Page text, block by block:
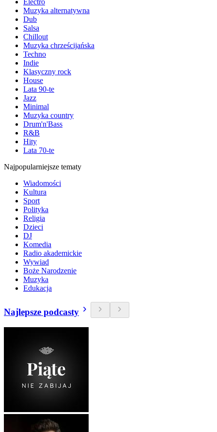
Electro
Muzyka alternatywna
Dub
Salsa
Chillout
Muzyka chrześcijańska
Techno
Indie
Klasyczny rock
House
Lata 90-te
Jazz
Minimal
Muzyka country
Drum'n'Bass
R&B
Hity
Lata 70-te
Najpopularniejsze tematy
Wiadomości
Kultura
Sport
Polityka
Religia
Dzieci
DJ
Komedia
Radio akademickie
Wywiad
Boże Narodzenie
Muzyka
Edukacja
Najlepsze podcasty